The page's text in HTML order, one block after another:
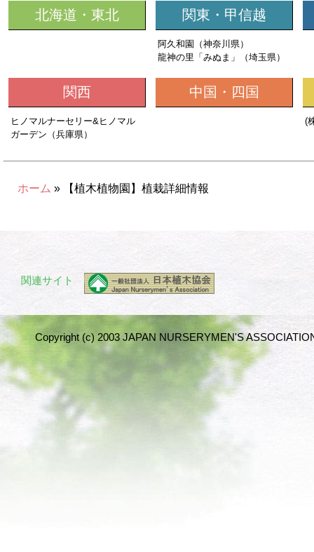
北海道・東北 関東・甲信越
阿久和園（神奈川県）
龍神の里「みぬま」（埼玉県）
関西
ヒノマルナーセリー&ヒノマル
ガーデン（兵庫県）
中国・四国
(
ホーム » 【植木植物園】植栽詳細情報
関連サイト
Copyright (c) 2003 JAPAN NURSERYMEN'S